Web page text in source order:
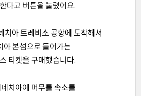
다고 버튼을 눌렸어요.
치아 트레비소 공항에 도착해서
아 본섬으로 들어가는
티켓을 구매했습니다.
치아에 머무를 속소를